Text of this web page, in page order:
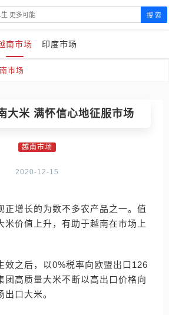
搜 索
南市场 印度市场
市场
大米 满怀信心地征服市场
越南市场
2020-12-15
正增长的为数不多农产品之一。值
米价值上升，有助于越南在市场上
效之后，以0%税率向欧盟出口126
团高质量大米不断以高出口价格向
口大米。